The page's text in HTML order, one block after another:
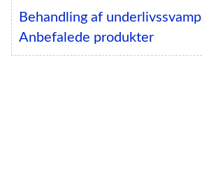
Behandling af underlivssvamp
Anbefalede produkter